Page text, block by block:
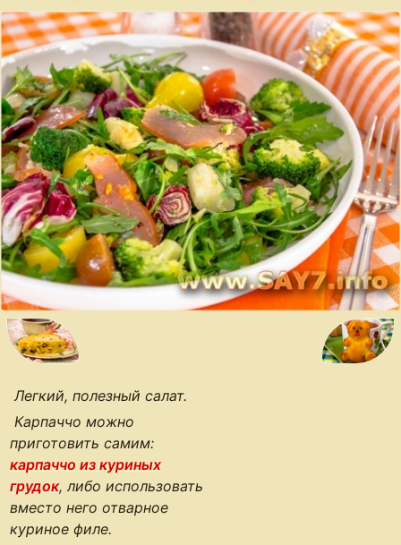
Легкий, полезный салат.
Карпаччо можно
приготовить самим:
карпаччо из куриных
грудок, либо использовать
вместо него отварное
куриное филе.